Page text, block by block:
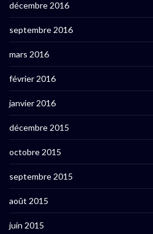
décembre 2016
septembre 2016
mars 2016
février 2016
janvier 2016
décembre 2015
octobre 2015
septembre 2015
août 2015
juin 2015